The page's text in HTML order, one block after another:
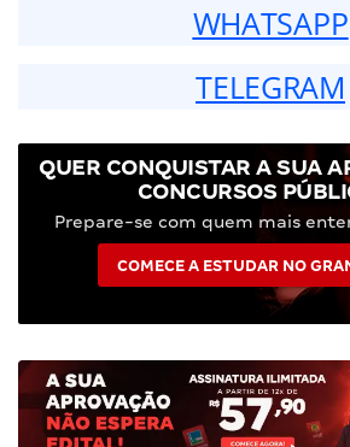
WHATSAPP
TELEGRAM
QUER CONQUISTAR A SUA
CONCURSOS
Prepare-se com quem mais
COMECE A ESTUDAR NO